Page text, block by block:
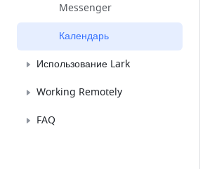
Messenger
Календарь
Использование Lark
Working Remotely
FAQ